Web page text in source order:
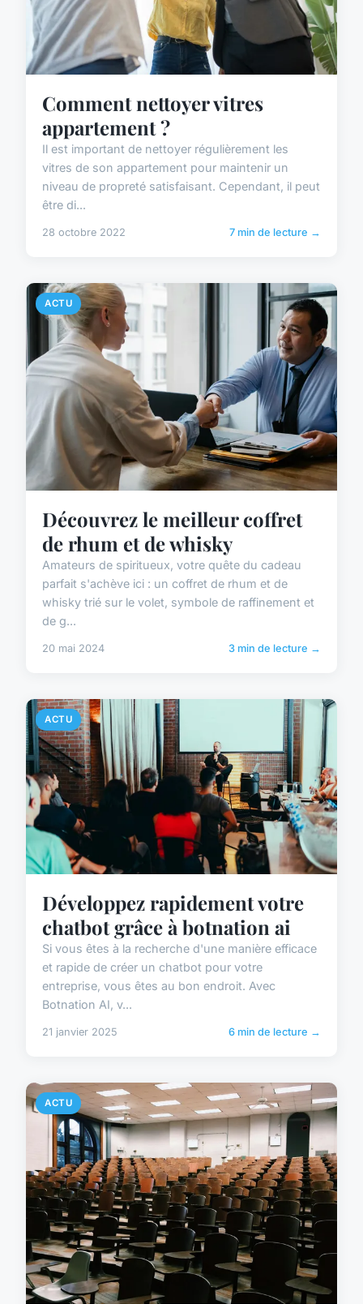
Comment nettoyer vitres
appartement ?
Il est important de nettoyer régulièrement les
vitres de son appartement pour maintenir un
niveau de propreté satisfaisant. Cependant, il peut
être di...
28 octobre 2022 7 min de lecture →
ACTU
Découvrez le meilleur coffret
de rhum et de whisky
Amateurs de spiritueux, votre quête du cadeau
parfait s'achève ici : un coffret de rhum et de
whisky trié sur le volet, symbole de raffinement et
de g...
20 mai 2024 3 min de lecture →
ACTU
Développez rapidement votre
chatbot grâce à botnation ai
Si vous êtes à la recherche d'une manière efficace
et rapide de créer un chatbot pour votre
entreprise, vous êtes au bon endroit. Avec
Botnation AI, v...
21 janvier 2025 6 min de lecture →
ACTU